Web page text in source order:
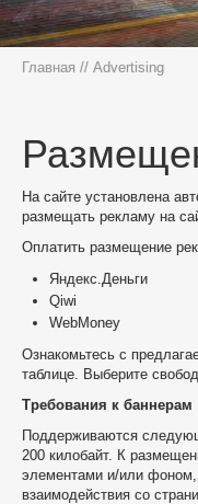
Главная // Advertising
На сайте установлена
размещать рекламу на
Оплатить размещение
Яндекс.Деньги
Qiwi
WebMoney
Ознакомьтесь с
таблице. Выберите
Требования к баннерам
Поддерживаются
200 килобайт. К
элементами и/или
взаимодействия со